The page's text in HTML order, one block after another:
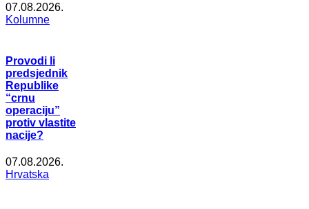
07.08.2026.
Kolumne
Provodi li
predsjednik
Republike
“crnu
operaciju”
protiv vlastite
nacije?
07.08.2026.
Hrvatska